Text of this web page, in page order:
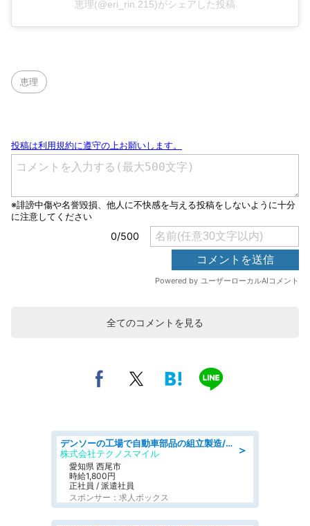
恵理(@eri_rin.215)がシェアした投稿
恵理
全てのコメントを見る
＞
デンソーの工場で自動車部品の組立製造/denso aichi
株式会社テクノスマイル
愛知県 西尾市
時給1,800円
正社員 / 派遣社員
スポンサー：求人ボックス